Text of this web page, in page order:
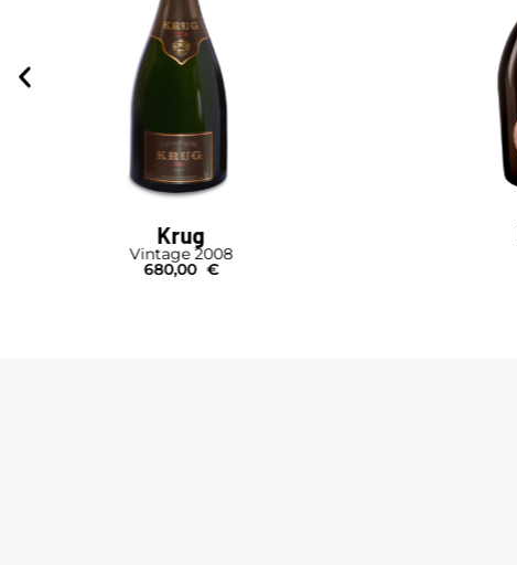
Krug
Vintage 2008
680,00 €